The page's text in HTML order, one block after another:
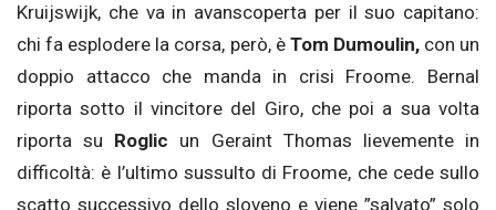
Kruijswijk, che va in avanscoperta per il suo capitano:
chi fa esplodere la corsa, però, è Tom Dumoulin,con un
doppio attacco che manda in crisi Froome. Bernal
riporta sotto il vincitore del Giro, che poi a sua volta
riporta su Roglic un Geraint Thomas lievemente in
difficoltà: è l’ultimo sussulto di Froome, che cede sullo
scatto successivo dello sloveno e viene ”salvato” solo